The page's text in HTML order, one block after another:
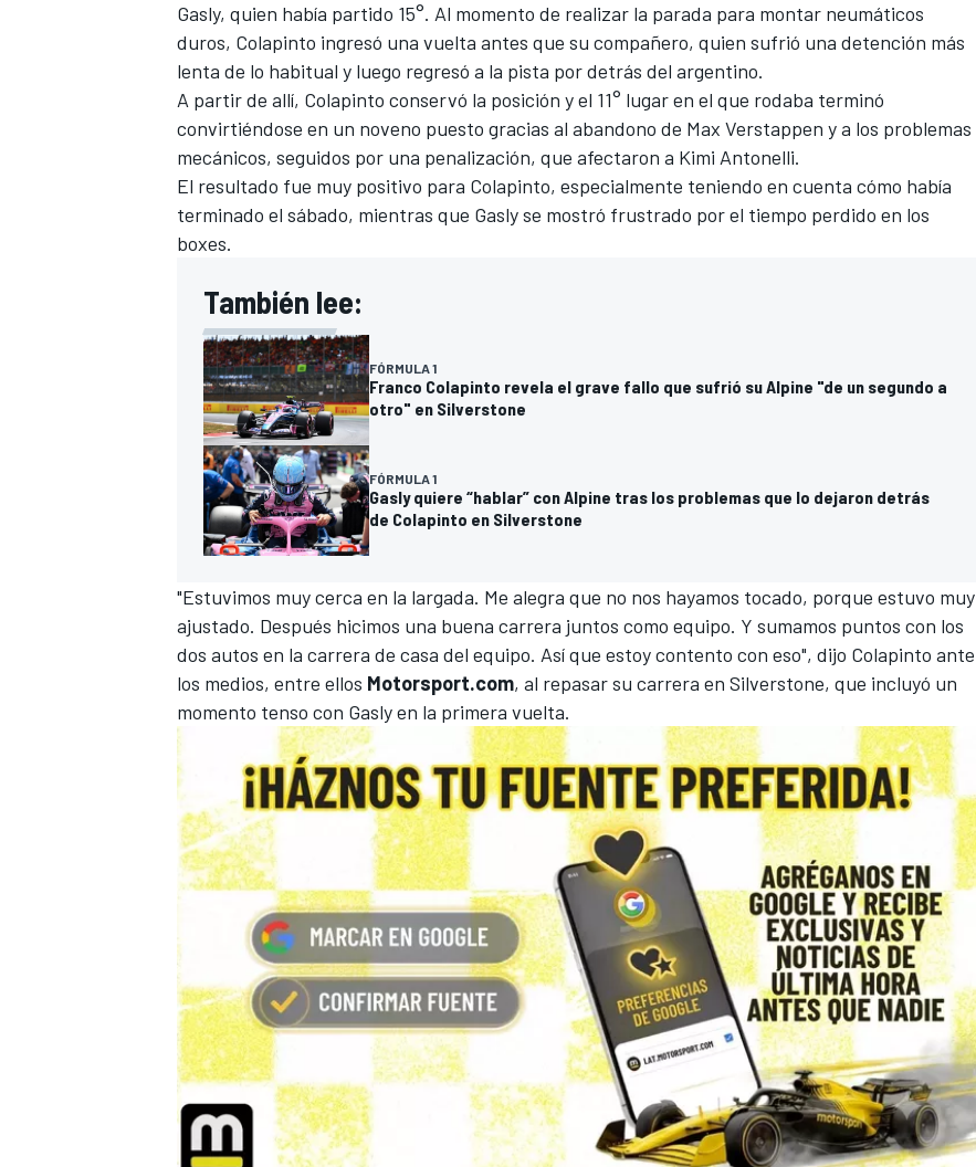
Gasly, quien había partido 15°. Al momento de realizar la parada para montar neumáticos
duros, Colapinto ingresó una vuelta antes que su compañero, quien sufrió una detención más
lenta de lo habitual y luego regresó a la pista por detrás del argentino.
A partir de allí, Colapinto conservó la posición y el 11° lugar en el que rodaba terminó
convirtiéndose en un noveno puesto gracias al abandono de Max Verstappen y a los problemas
mecánicos, seguidos por una penalización, que afectaron a Kimi Antonelli.
El resultado fue muy positivo para Colapinto, especialmente teniendo en cuenta cómo había
terminado el sábado, mientras que Gasly se mostró frustrado por el tiempo perdido en los
boxes.
También lee:
FÓRMULA 1
Franco Colapinto revela el grave fallo que sufrió su Alpine "de un segundo a
otro" en Silverstone
FÓRMULA 1
Gasly quiere “hablar” con Alpine tras los problemas que lo dejaron detrás
de Colapinto en Silverstone
"Estuvimos muy cerca en la largada. Me alegra que no nos hayamos tocado, porque estuvo muy
ajustado. Después hicimos una buena carrera juntos como equipo. Y sumamos puntos con los
dos autos en la carrera de casa del equipo. Así que estoy contento con eso", dijo Colapinto ante
los medios, entre ellos Motorsport.com, al repasar su carrera en Silverstone, que incluyó un
momento tenso con Gasly en la primera vuelta.